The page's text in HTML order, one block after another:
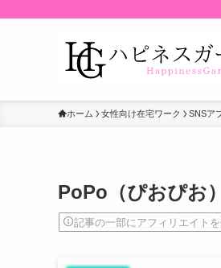
ホーム 女性向け在宅ワーク SNSア
PoPo（ぴおぴお
記事の一部にアフィリエイト